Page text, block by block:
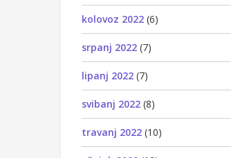
kolovoz 2022 (6)
srpanj 2022 (7)
lipanj 2022 (7)
svibanj 2022 (8)
travanj 2022 (10)